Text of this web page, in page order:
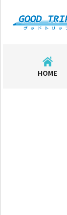
HOME